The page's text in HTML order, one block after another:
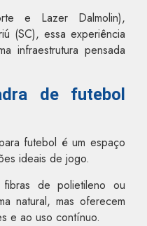
e Lazer Dalmolin),
(SC), essa experiência
infraestrutura pensada
de futebol
futebol é um espaço
ideais de jogo.
de polietileno ou
natural, mas oferecem
e ao uso contínuo.